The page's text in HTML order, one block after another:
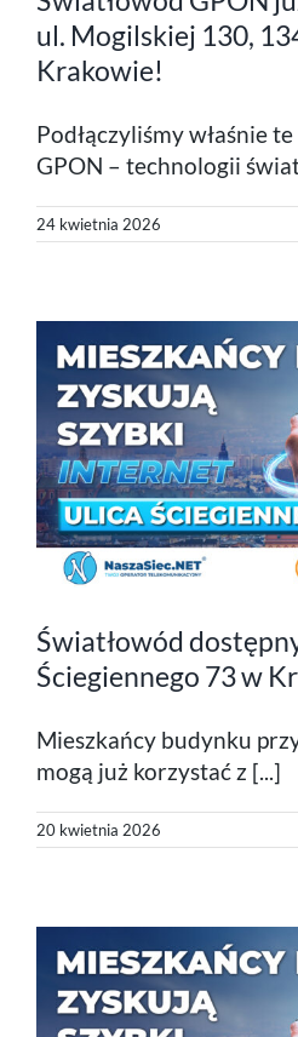
ul. Mogilskiej 130,
Krakowie!
Podłączyliśmy właśnie
GPON – technologii
24 kwietnia 2026
Światłowód
Ściegiennego 73 w
Mieszkańcy budynku
mogą już korzystać z [...]
20 kwietnia 2026